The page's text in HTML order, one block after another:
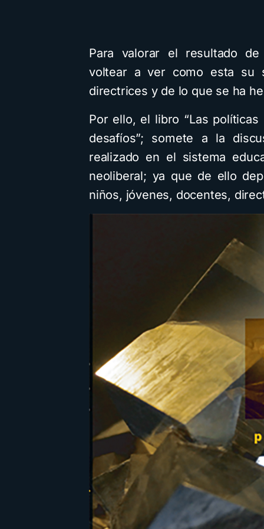
Para valorar el resultado
voltear a ver como esta su
directrices y de lo que se ha
Por ello, el libro “Las
desafíos”; somete a la
realizado en el sistema
neoliberal; ya que de ello
niños, jóvenes, docentes,